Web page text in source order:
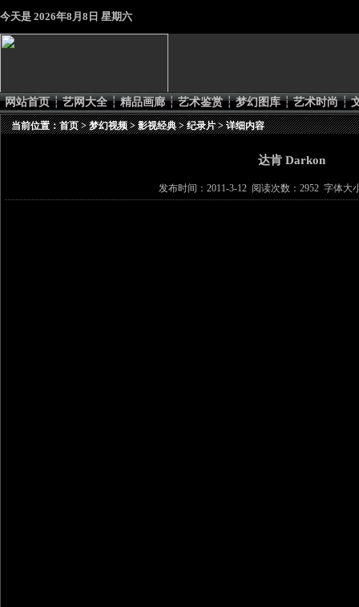
今天是 2026年8月8日 星期六
网站首页 ┆ 艺网大全 ┆ 精品画廊 ┆ 艺术鉴赏 ┆ 梦幻图库 ┆ 艺术时尚 ┆
当前位置：首页>梦幻视频>影视经典>纪录片> 详细内容
达肯 Darkon
发布时间：2011-3-12 阅读次数：2952 字体大